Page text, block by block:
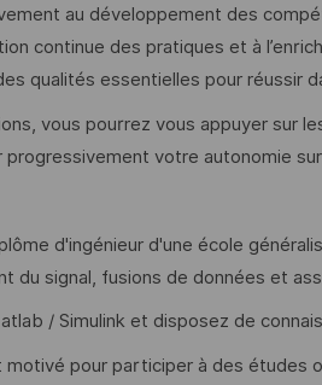
au développement des
continue des pratiques et à
qualités essentielles pour réussir
vous pourrez vous appuyer sur
votre autonomie
d'ingénieur d'une école
du signal, fusions de données et
/ Simulink et disposez de
pour participer à des études